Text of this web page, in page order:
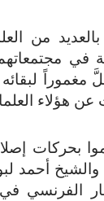
من
في
مغموراً
عن هؤلاء
بحركات
والشيخ
الفرنسي